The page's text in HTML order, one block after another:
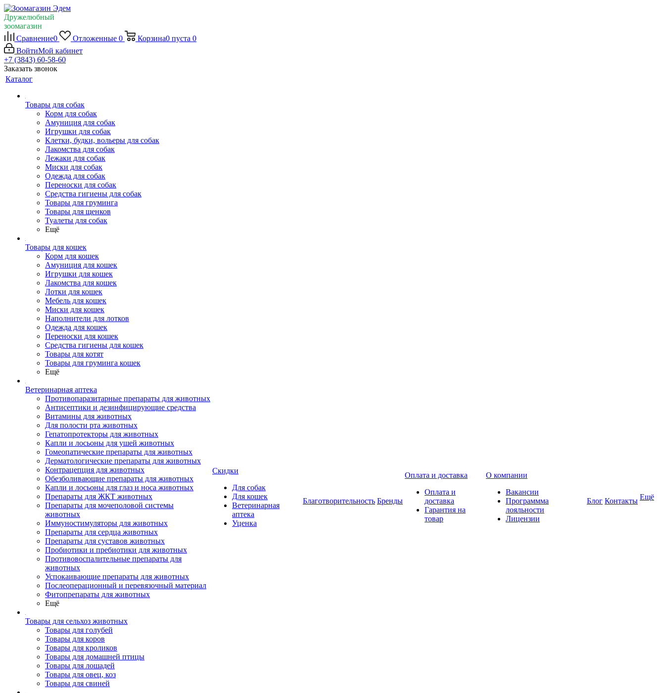
Дружелюбный
зоомагазин
Сравнение0 Отложенные 0 Корзина0 пуста 0
ВойтиМой кабинет
+7 (3843) 60-58-60
Заказать звонок
Каталог
Товары для собак
Корм для собак
Амуниция для собак
Игрушки для собак
Клетки, будки, вольеры для собак
Лакомства для собак
Лежаки для собак
Миски для собак
Одежда для собак
Переноски для собак
Средства гигиены для собак
Товары для груминга
Товары для щенков
Туалеты для собак
Ещё
Товары для кошек
Корм для кошек
Амуниция для кошек
Игрушки для кошек
Лакомства для кошек
Лотки для кошек
Мебель для кошек
Миски для кошек
Наполнители для лотков
Одежда для кошек
Переноски для кошек
Средства гигиены для кошек
Товары для котят
Товары для груминга кошек
Ещё
Ветеринарная аптека
Противопаразитарные препараты для животных
Антисептики и дезинфицирующие средства
Витамины для животных
Для полости рта животных
Гепатопротекторы для животных
Капли и лосьоны для ушей животных
Гомеопатические препараты для животных
Дерматологические препараты для животных
Контрацепция для животных
Обезболивающие препараты для животных
Капли и лосьоны для глаз и носа животных
Препараты для ЖКТ животных
Препараты для мочеполовой системы
животных
Иммуностимуляторы для животных
Препараты для сердца животных
Препараты для суставов животных
Пробиотики и пребиотики для животных
Противовоспалительные препараты для
животных
Успокаивающие препараты для животных
Послеоперационный и перевязочный материал
Фитопрепараты для животных
Ещё
Товары для сельхоз животных
Товары для голубей
Товары для коров
Товары для кроликов
Товары для домашней птицы
Товары для лошадей
Товары для овец, коз
Товары для свиней
Скидки
Для собак
Для кошек
Ветеринарная
аптека
Уценка
Благотворительность Бренды
Оплата и доставка
Оплата и
доставка
Гарантия на
товар
О компании
Вакансии
Программма
лояльности
Лицензии
Блог Контакты Ещё